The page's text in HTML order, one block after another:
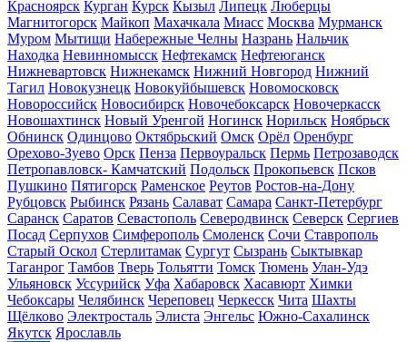
Красноярск Курган Курск Кызыл Липецк Люберцы
Магнитогорск Майкоп Махачкала Миасс Москва Мурманск
Муром Мытищи Набережные Челны Назрань Нальчик
Находка Невинномысск Нефтекамск Нефтеюганск
Нижневартовск Нижнекамск Нижний Новгород Нижний
Тагил Новокузнецк Новокуйбышевск Новомосковск
Новороссийск Новосибирск Новочебоксарск Новочеркасск
Новошахтинск Новый Уренгой Ногинск Норильск Ноябрьск
Обнинск Одинцово Октябрьский Омск Орёл Оренбург
Орехово-Зуево Орск Пенза Первоуральск Пермь Петрозаводск
Петропавловск- Камчатский Подольск Прокопьевск Псков
Пушкино Пятигорск Раменское Реутов Ростов-на-Дону
Рубцовск Рыбинск Рязань Салават Самара Санкт-Петербург
Саранск Саратов Севастополь Северодвинск Северск Сергиев
Посад Серпухов Симферополь Смоленск Сочи Ставрополь
Старый Оскол Стерлитамак Сургут Сызрань Сыктывкар
Таганрог Тамбов Тверь Тольятти Томск Тюмень Улан-Удэ
Ульяновск Уссурийск Уфа Хабаровск Хасавюрт Химки
Чебоксары Челябинск Череповец Черкесск Чита Шахты
Щёлково Электросталь Элиста Энгельс Южно-Сахалинск
Якутск Ярославль